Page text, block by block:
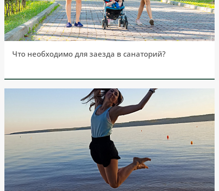
Что необходимо для заезда в санаторий?